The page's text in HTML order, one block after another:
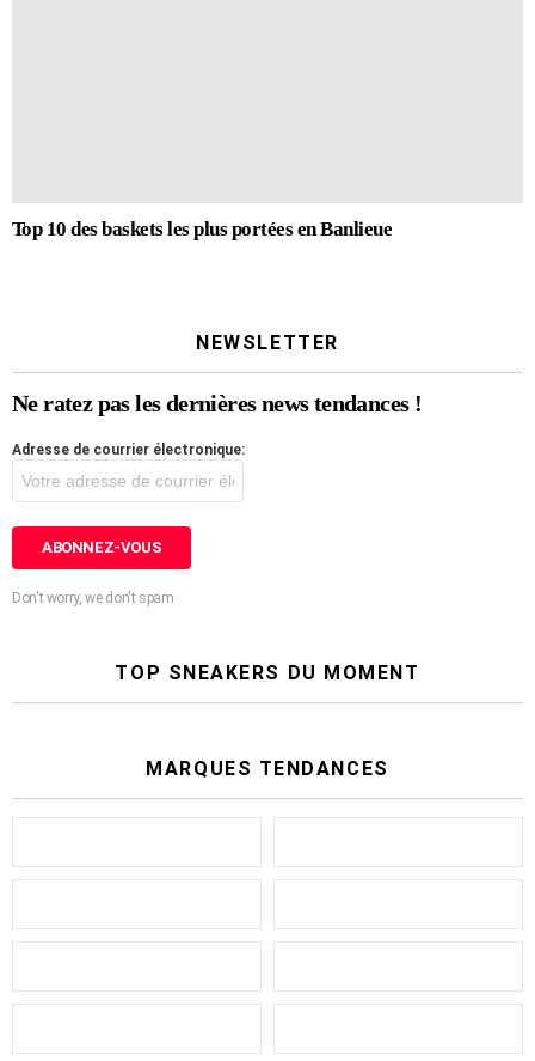
Top 10 des baskets les plus portées en Banlieue
NEWSLETTER
Ne ratez pas les dernières news tendances !
Adresse de courrier électronique:
Don't worry, we don't spam
TOP SNEAKERS DU MOMENT
MARQUES TENDANCES